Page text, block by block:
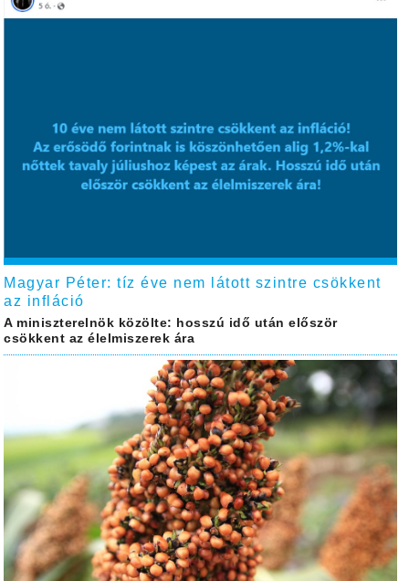
Magyar Péter: tíz éve nem látott szintre csökkent
az infláció
A miniszterelnök közölte: hosszú idő után először
csökkent az élelmiszerek ára